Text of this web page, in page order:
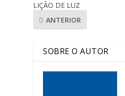
LIÇÃO DE LUZ
ANTERIOR
SOBRE O AUTOR